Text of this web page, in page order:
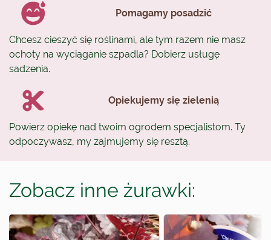
Pomagamy posadzić
Chcesz cieszyć się roślinami, ale tym razem nie masz
ochoty na wyciąganie szpadla? Dobierz usługę
sadzenia.
Opiekujemy się zielenią
Powierz opiekę nad twoim ogrodem specjalistom. Ty
odpoczywasz, my zajmujemy się resztą.
Zobacz inne żurawki: